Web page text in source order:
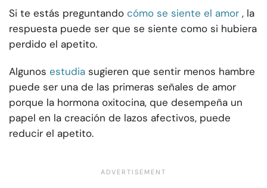
Si te estás preguntando cómo se siente el amor , la
respuesta puede ser que se siente como si hubiera
perdido el apetito.
Algunos estudia sugieren que sentir menos hambre
puede ser una de las primeras señales de amor
porque la hormona oxitocina, que desempeña un
papel en la creación de lazos afectivos, puede
reducir el apetito.